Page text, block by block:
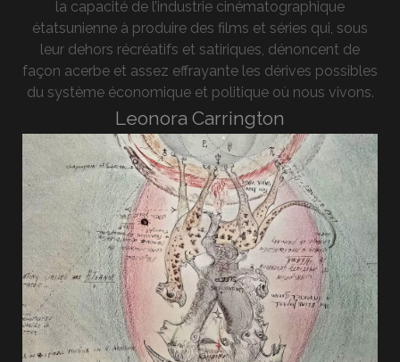
la capacité de l’industrie cinématographique
étatsunienne à produire des films et séries qui, sous
leur dehors récréatifs et satiriques, dénoncent de
façon acerbe et assez effrayante les dérives possibles
du système économique et politique où nous vivons.
Leonora Carrington